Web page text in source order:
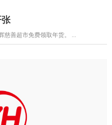
善超市免费领取年货。 ...